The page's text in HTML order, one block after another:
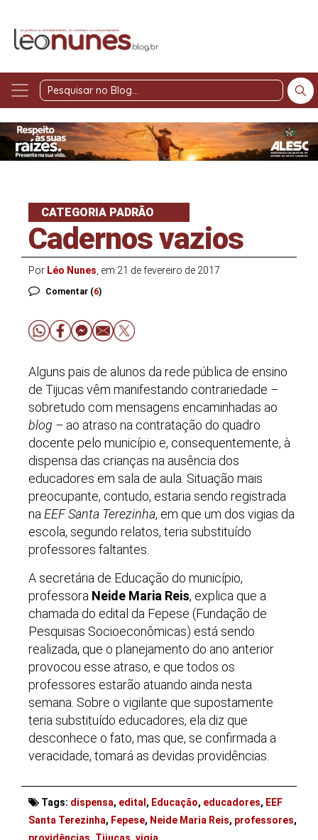
Pesquisar
Blog
CATEGORIA PADRÃO
Cadernos vazios
Por Léo Nunes , em 21 de fevereiro de 2017
Comentar (6)
Alguns pais de alunos da rede pública de ensino
de Tijucas vêm manifestando contrariedade –
sobretudo com mensagens encaminhadas ao
blog – ao atraso na contratação do quadro
docente pelo município e, consequentemente, à
dispensa das crianças na ausência dos
educadores em sala de aula. Situação mais
preocupante, contudo, estaria sendo registrada
na EEF Santa Terezinha, em que um dos vigias da
escola, segundo relatos, teria substituído
professores faltantes.
A secretária de Educação do município,
professora Neide Maria Reis, explica que a
chamada do edital da Fepese (Fundação de
Pesquisas Socioeconômicas) está sendo
realizada, que o planejamento do ano anterior
provocou esse atraso, e que todos os
professores estarão atuando ainda nesta
semana. Sobre o vigilante que supostamente
teria substituído educadores, ela diz que
desconhece o fato, mas que, se confirmada a
veracidade, tomará as devidas providências.
Tags: dispensa, edital , Educação, educadores, EEF
Santa Terezinha, Fepese, Neide Maria Reis, professores,